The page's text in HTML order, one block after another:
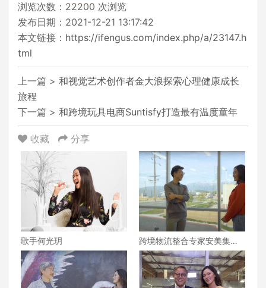
浏览次数： 22200 次浏览
发布日期：2021-12-21 13:17:42
本文链接： https://ifengus.com/index.php/a/23147.h
tml
上一篇 > 和视觉艺术创作者金大浪探索心理健康成长
旅程
下一篇 > 和跨境玩具电商Suntisfy打造最有温度童年
收藏 分享
歌手何光玥
跨境物流整合专家安美集团A
nmei Group引领一站式服务